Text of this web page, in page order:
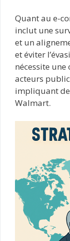
Quant au e-
inclut une
et un
et éviter
nécessite
acteurs
impliquant
Walmart.